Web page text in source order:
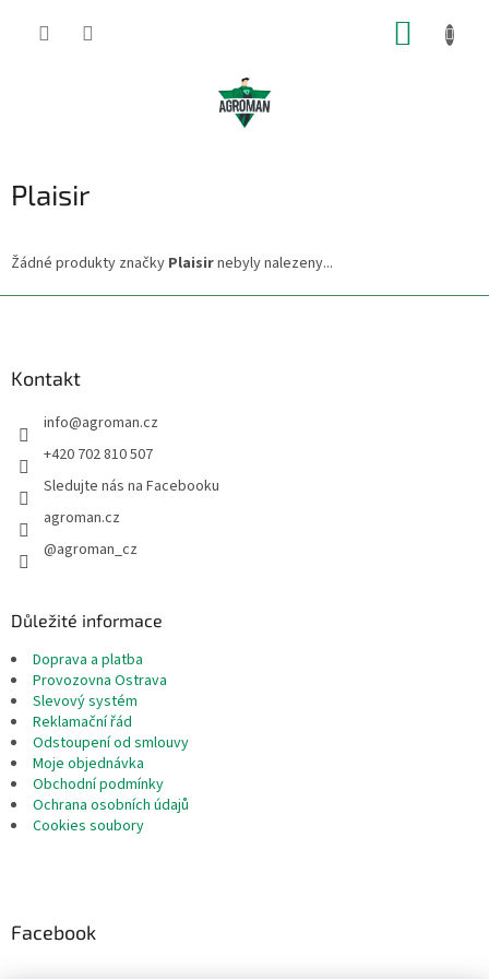
Plaisir
Žádné produkty značky Plaisirnebyly nalezeny...
Kontakt
info@agroman.cz
+420 702 810 507
Sledujte nás na Facebooku
agroman.cz
@agroman_cz
Důležité informace
Doprava a platba
Provozovna Ostrava
Slevový systém
Reklamační řád
Odstoupení od smlouvy
Moje objednávka
Obchodní podmínky
Ochrana osobních údajů
Cookies soubory
Facebook